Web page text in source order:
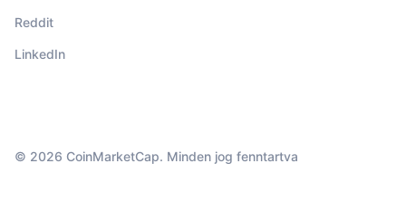
Reddit
LinkedIn
© 2026 CoinMarketCap. Minden jog fenntartva